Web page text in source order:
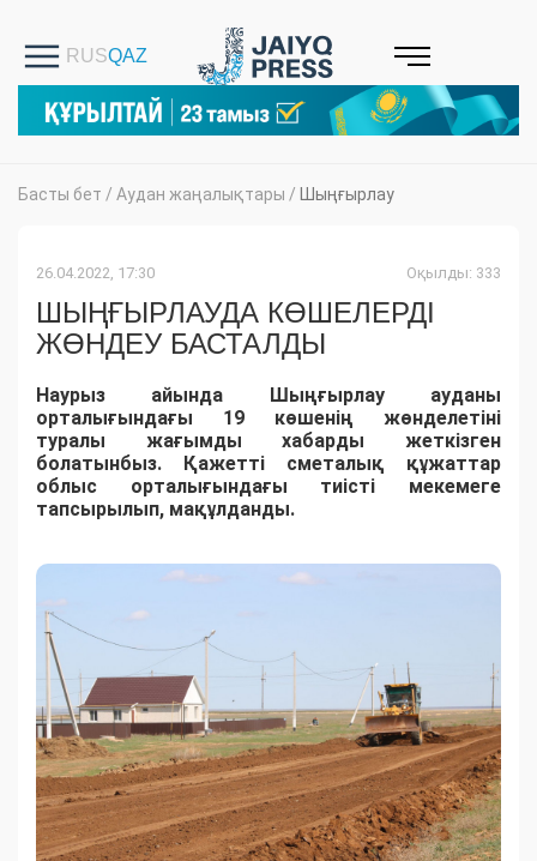
Басты бет / Аудан жаңалықтары / Шыңғырлау
26.04.2022, 17:30 Оқылды: 333
ШЫҢҒЫРЛАУДА КӨШЕЛЕРДІ
ЖӨНДЕУ БАСТАЛДЫ
Наурыз айында Шыңғырлау ауданы
орталығындағы 19 көшенің жөнделетіні
туралы жағымды хабарды жеткізген
болатынбыз. Қажетті сметалық құжаттар
облыс орталығындағы тиісті мекемеге
тапсырылып, мақұлданды.